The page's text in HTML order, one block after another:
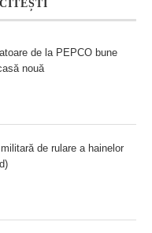
de la PEPCO bune
nouă
de rulare a hainelor